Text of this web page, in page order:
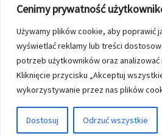
Cenimy prywatność
Używamy plików cookie, aby poprawić
wyświetlać reklamy lub treści
potrzeb użytkowników oraz analizować
Kliknięcie przycisku „Akceptuj
wykorzystywanie przez nas plików
Dostosuj Odrzuć wszystkie
STYCZNIOWY NUMER „ELLE”
© 2026 Nasz Kolporter –